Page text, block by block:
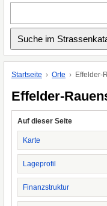
Startseite Orte Effelder-
Effelder-
Auf dieser Seite
Karte
Lageprofil
Finanzstruktur